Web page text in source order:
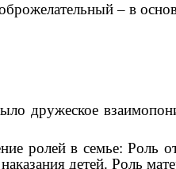
– в
дружеское
ролей в семье: Роль
детей. Роль